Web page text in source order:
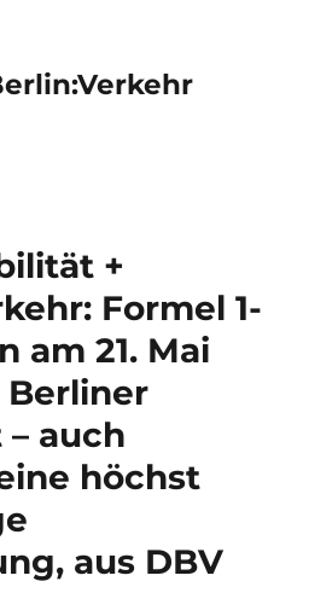
+
Formel 1-
am 21. Mai
Berliner
auch
höchst
aus DBV